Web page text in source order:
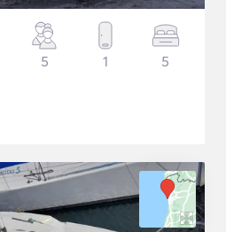
5 1 5